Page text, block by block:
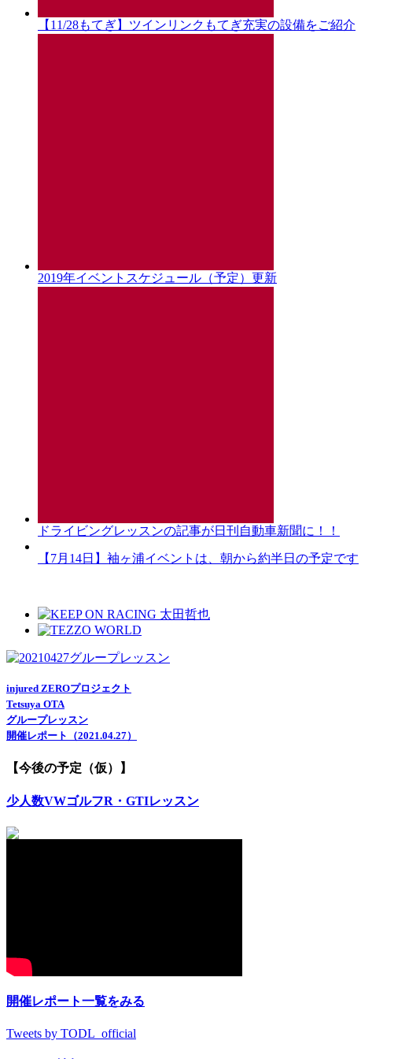
【11/28もてぎ】ツインリンクもてぎ充実の設備をご紹介
2019年イベントスケジュール（予定）更新
ドライビングレッスンの記事が日刊自動車新聞に！！
【7月14日】袖ヶ浦イベントは、朝から約半日の予定です
injured ZEROプロジェクト
Tetsuya OTA
グループレッスン
開催レポート（2021.04.27）
【今後の予定（仮）】
少人数VWゴルフR・GTIレッスン
開催レポート一覧をみる
Tweets by TODL_official